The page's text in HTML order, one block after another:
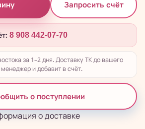
Запросить счёт
8 908 442-07-70
за 1–2 дня. Доставку ТК до вашего
и добавит в счёт.
о поступлении
о доставке